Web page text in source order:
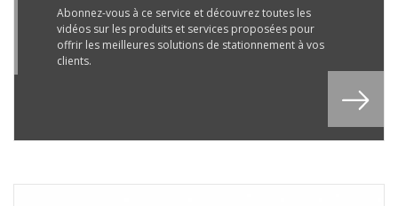
Abonnez-vous à ce service et découvrez toutes les
vidéos sur les produits et services proposées pour
offrir les meilleures solutions de stationnement à vos
clients.